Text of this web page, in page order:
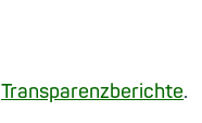
Transparenzberichte.